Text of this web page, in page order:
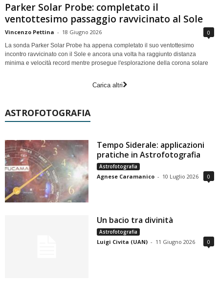
Parker Solar Probe: completato il
ventottesimo passaggio ravvicinato al Sole
Vincenzo Pettina - 18 Giugno 2026 0
La sonda Parker Solar Probe ha appena completato il suo ventottesimo
incontro ravvicinato con il Sole e ancora una volta ha raggiunto distanza
minima e velocità record mentre prosegue l'esplorazione della corona solare
Carica altri
ASTROFOTOGRAFIA
Tempo Siderale: applicazioni
pratiche in Astrofotografia
Astrofotografia
Agnese Caramanico - 10 Luglio 2026 0
Un bacio tra divinità
Astrofotografia
Luigi Civita (UAN) - 11 Giugno 2026 0